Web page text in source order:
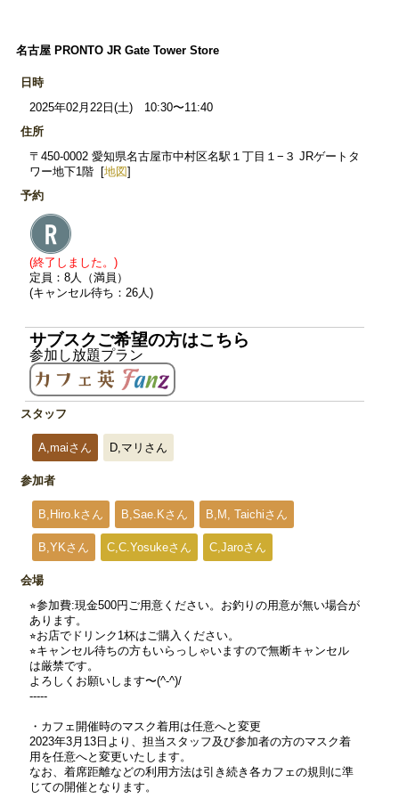
名古屋 PRONTO JR Gate Tower Store
日時
2025年02月22日(土) 10:30〜11:40
住所
〒450-0002 愛知県名古屋市中村区名駅１丁目１−３ JRゲートタ
ワー地下1階 [地図]
予約
(終了しました。)
定員：8人（満員）
(キャンセル待ち：26人)
サブスクご希望の方はこちら
参加し放題プラン
スタッフ
A,maiさん D,マリさん
参加者
B,Hiro.kさん B,Sae.Kさん B,M, Taichiさん
B,YKさん C,C.Yosukeさん C,Jaroさん
会場
⭐︎参加費:現金500円ご用意ください。お釣りの用意が無い場合が
あります。
⭐︎お店でドリンク1杯はご購入ください。
⭐︎キャンセル待ちの方もいらっしゃいますので無断キャンセル
は厳禁です。
よろしくお願いします〜(^-^)/
-----
・カフェ開催時のマスク着用は任意へと変更
2023年3月13日より、担当スタッフ及び参加者の方のマスク着
用を任意へと変更いたします。
なお、着席距離などの利用方法は引き続き各カフェの規則に準
じての開催となります。